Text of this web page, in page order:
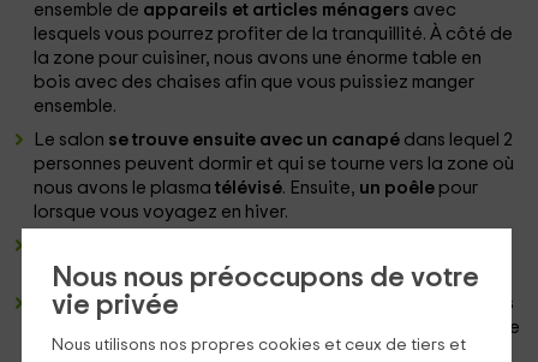
Nous nous préoccupons de votre
vie privée
Nous utilisons nos propres cookies et ceux de tiers et
ensemble de appareils et articles ménagers avec
lesquels vous pourrez profiter de la tranquillité. À côté de
la zone pour cuisiner, nous avons une énorme table en
bois avec des chaises afin que vous puissiez manger
ensemble.
Le salon se trouve ensuite avec un canapé dans lequel 2
personnes peuvent dormir et qui se tourne vers la zone où
nous avons le plasmatélévisé. Ensuite, un poêle pour
lorsque vous voyagez en hiver.
également en bois et avec beaucoup de lumière.
Les2 chambresont des portes de grange qui en font des
, tandis que
l'autre a quelques individus.